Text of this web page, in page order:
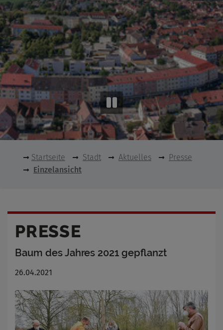
Startseite Stadt Aktuelles
Presse
Einzelansicht
PRESSE
Baum des Jahres 2021 gepflanzt
26.04.2021